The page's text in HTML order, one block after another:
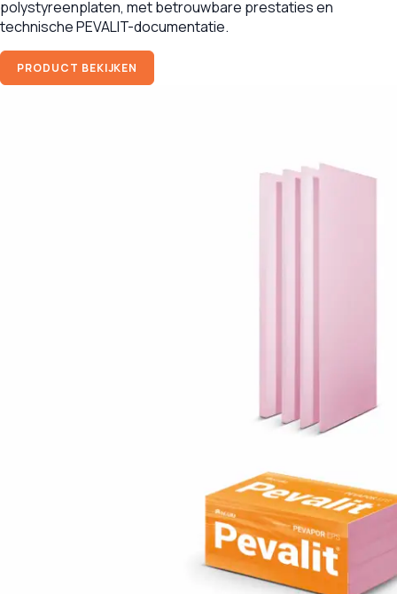
polystyreenplaten, met betrouwbare prestaties en
technische PEVALIT-documentatie.
PRODUCT BEKIJKEN